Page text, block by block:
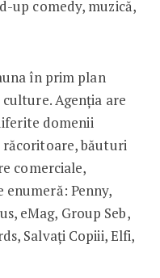
up comedy, muzică,
în prim plan
Agenția are
domenii
răcoritoare, băuturi
comerciale,
enumeră: Penny,
eMag, Group Seb,
Salvați Copiii, Elfi,